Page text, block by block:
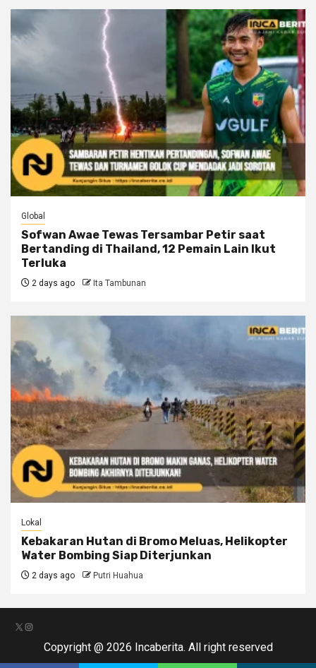
Global
Sofwan Awae Tewas Tersambar Petir saat
Bertanding di Thailand, 12 Pemain Lain Ikut
Terluka
2 days ago Ita Tambunan
Lokal
Kebakaran Hutan di Bromo Meluas, Helikopter
Water Bombing Siap Diterjunkan
2 days ago Putri Huahua
X Instagram
Copyright @ 2026 Incaberita. All right reserved